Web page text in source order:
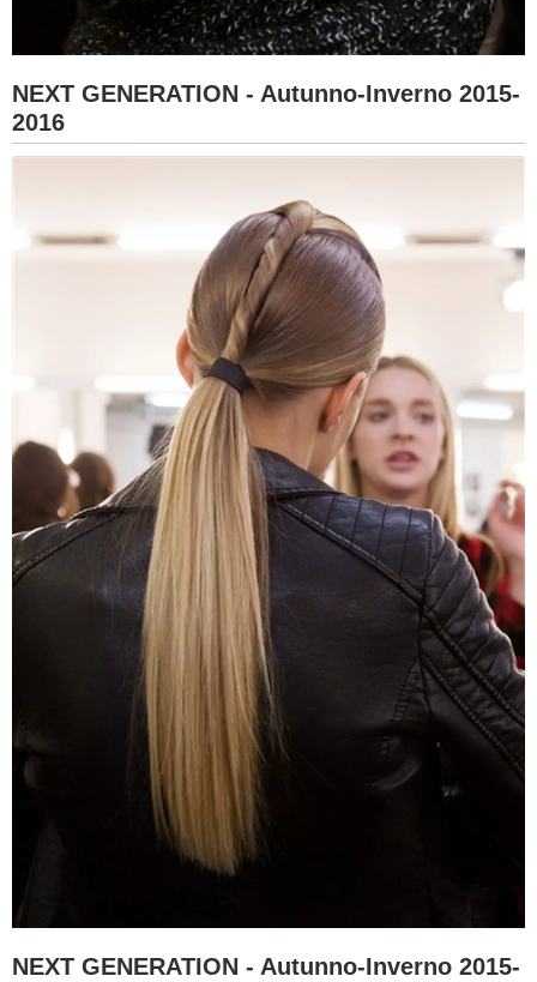
NEXT GENERATION - Autunno-Inverno 2015-
2016
NEXT GENERATION - Autunno-Inverno 2015-